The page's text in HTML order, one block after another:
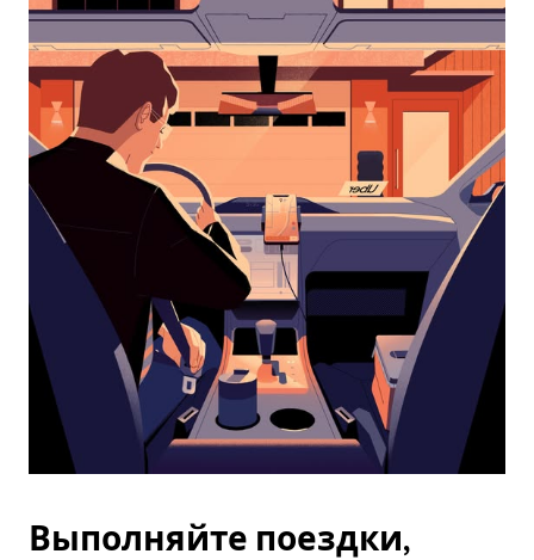
календарю
выбрать
дату.
Чтобы
закрыть
календарь,
нажмите
Esc.
Выполняйте поездки,